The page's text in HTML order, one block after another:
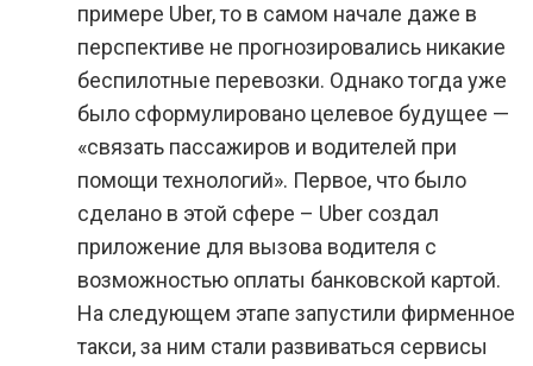
примере Uber, то в самом начале даже в
перспективе не прогнозировались никакие
беспилотные перевозки. Однако тогда уже
было сформулировано целевое будущее —
«связать пассажиров и водителей при
помощи технологий». Первое, что было
сделано в этой сфере – Uber создал
приложение для вызова водителя с
возможностью оплаты банковской картой.
На следующем этапе запустили фирменное
такси, за ним стали развиваться сервисы